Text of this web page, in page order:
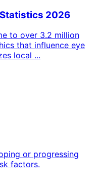
2026
to over 3.2 million
that influence eye
local ...
or progressing
factors.